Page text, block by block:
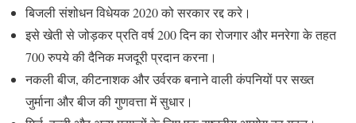
बिजली संशोधन विधेयक 2020 को सरकार रद्द करे।
इसे खेती से जोड़कर प्रति वर्ष 200 दिन का रोजगार और मनरेगा के तहत
700 रुपये की दैनिक मजदूरी प्रदान करना।
नकली बीज, कीटनाशक और उर्वरक बनाने वाली कंपनियों पर सख्त
जुर्माना और बीज की गुणवत्ता में सुधार।